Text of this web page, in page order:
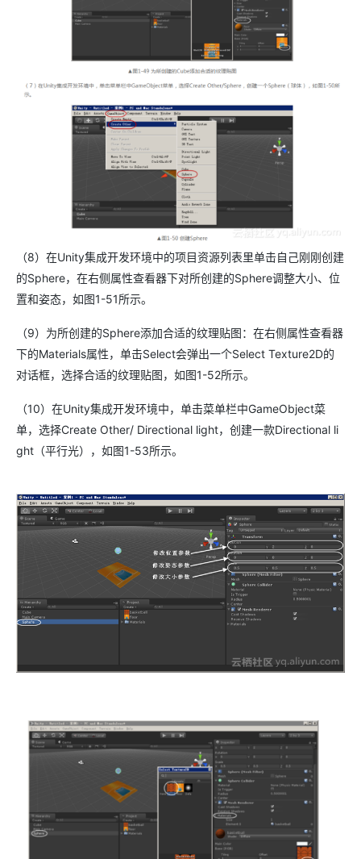
（8）在Unity集成开发环境中的项目资源列表里单击自己刚刚创建
的Sphere，在右侧属性查看器下对所创建的Sphere调整大小、位
置和姿态，如图1-51所示。
（9）为所创建的Sphere添加合适的纹理贴图：在右侧属性查看器
下的Materials属性，单击Select会弹出一个Select Texture2D的
对话框，选择合适的纹理贴图，如图1-52所示。
（10）在Unity集成开发环境中，单击菜单栏中GameObject菜
单，选择Create Other/ Directional light，创建一款Directional li
ght（平行光），如图1-53所示。